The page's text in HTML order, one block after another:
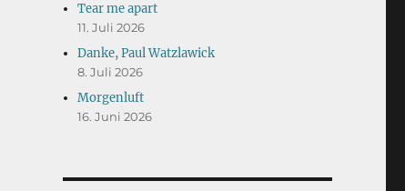
Tear me apart
11. Juli 2026
Danke, Paul Watzlawick
8. Juli 2026
Morgenluft
16. Juni 2026